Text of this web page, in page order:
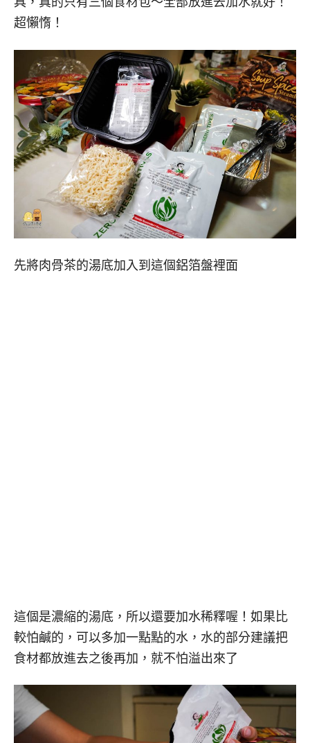
超懶惰！
先將肉骨茶的湯底加入到這個鋁箔盤裡面
這個是濃縮的湯底，所以還要加水稀釋喔！如果比
較怕鹹的，可以多加一點點的水，水的部分建議把
食材都放進去之後再加，就不怕溢出來了